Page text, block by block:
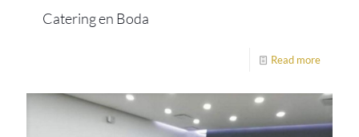
Catering en Boda
Read more